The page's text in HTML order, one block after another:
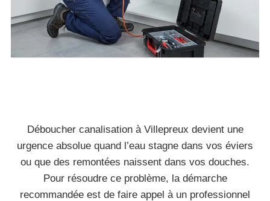
Déboucher canalisation à Villepreux devient une
urgence absolue quand l’eau stagne dans vos éviers
ou que des remontées naissent dans vos douches.
Pour résoudre ce problème, la démarche
recommandée est de faire appel à un professionnel